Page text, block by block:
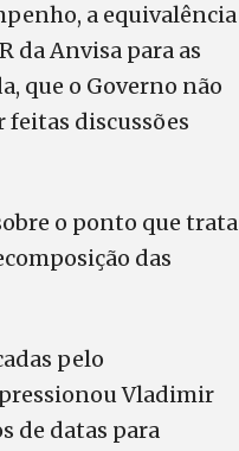
a equivalência
da Anvisa para as
que o Governo não
feitas discussões
o ponto que trata
das
pelo
Vladimir
de datas para